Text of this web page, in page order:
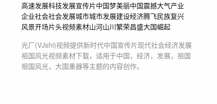
高速发展科技发展宣传片中国梦美丽中国震撼大气产业
企业社会社会发展城市城市发展建设经济腾飞民族复兴
风景开场片头视频素材山河山川繁荣昌盛大国崛起
光厂(VJshi)视频提供新时代中国宣传片现代社会经济发展
祖国风光视频素材下载，适用于中国，经济，发展，祖国
祖国风光，大国重器等主题的内容创作。